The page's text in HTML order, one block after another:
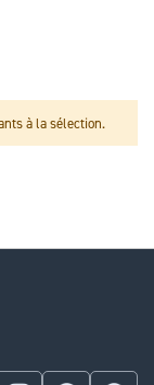
à la sélection.